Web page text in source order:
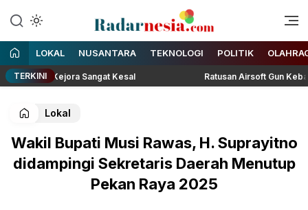
Radarnesia
Enak Dibaca
LOKAL NUSANTARA TEKNOLOGI POLITIK
TERKINI
Kejora Sangat Kesal Ratusan Airsoft Gun Kebayoran
Lokal
Wakil Bupati Musi Rawas, H. Suprayitno
didampingi Sekretaris Daerah Menutup
Pekan Raya 2025